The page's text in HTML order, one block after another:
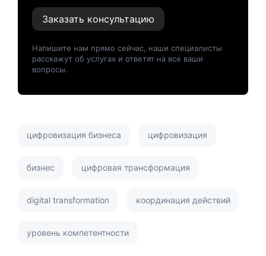
Заказать консультацию
Напишите нам прямо сейчас, наши специалисты
расскажут об услугах и ответят на все ваши
вопросы.
цифровизация бизнеса цифровизация
бизнес цифровая трансформация
digital transformation координация действий
уровень компетентности